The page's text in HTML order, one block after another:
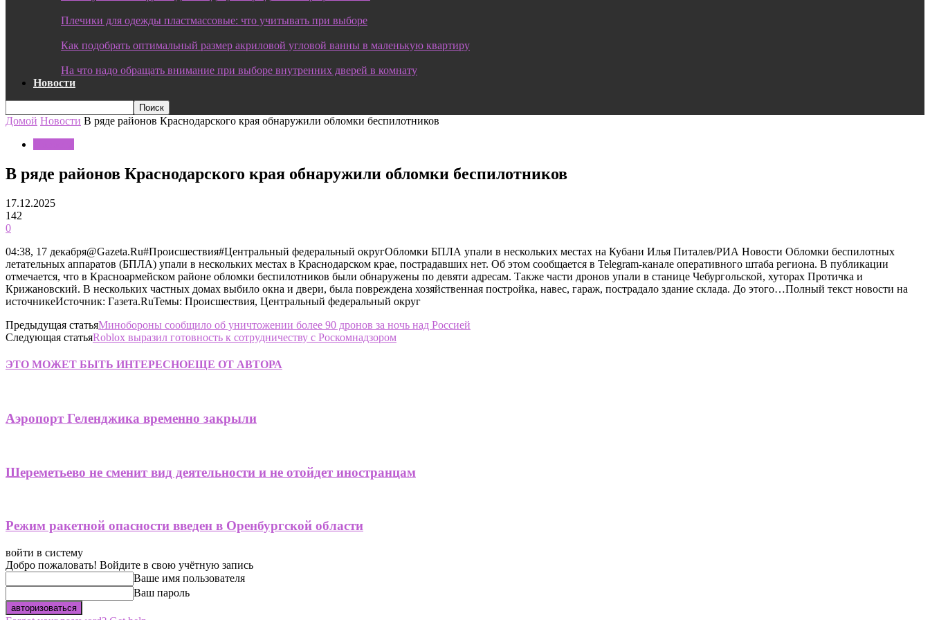
Плечики для одежды пластмассовые: что учитывать при выборе
Как подобрать оптимальный размер акриловой угловой ванны в маленькую квартиру
На что надо обращать внимание при выборе внутренних дверей в комнату
Новости
Домой Новости В ряде районов Краснодарского края обнаружили обломки беспилотников
В ряде районов Краснодарского края обнаружили обломки беспилотников
17.12.2025
142
0
04:38, 17 декабря@Gazeta.Ru#Происшествия#Центральный федеральный округОбломки БПЛА упали в нескольких местах на Кубани Илья Питалев/РИА Новости Обломки беспилотных
летательных аппаратов (БПЛА) упали в нескольких местах в Краснодарском крае, пострадавших нет. Об этом сообщается в Telegram-канале оперативного штаба региона. В публикации
отмечается, что в Красноармейском районе обломки беспилотников были обнаружены по девяти адресам. Также части дронов упали в станице Чебургольской, хуторах Протичка и
Крижановский. В нескольких частных домах выбило окна и двери, была повреждена хозяйственная постройка, навес, гараж, пострадало здание склада. До этого…Полный текст новости на
источникеИсточник: Газета.RuТемы: Происшествия, Центральный федеральный округ
Предыдущая статьяМинобороны сообщило об уничтожении более 90 дронов за ночь над Россией
Следующая статьяRoblox выразил готовность к сотрудничеству с Роскомнадзором
ЭТО МОЖЕТ БЫТЬ ИНТЕРЕСНОЕЩЕ ОТ АВТОРА
Аэропорт Геленджика временно закрыли
Шереметьево не сменит вид деятельности и не отойдет иностранцам
Режим ракетной опасности введен в Оренбургской области
войти в систему
Добро пожаловать! Войдите в свою учётную запись
Ваше имя пользователя
Ваш пароль